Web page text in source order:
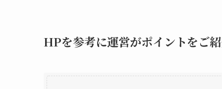
HPを参考に運営がポイントをご